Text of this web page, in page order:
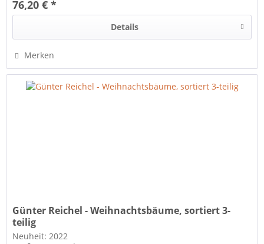
76,20 € *
Details
Merken
Günter Reichel - Weihnachtsbäume, sortiert 3-
teilig
Neuheit: 2022